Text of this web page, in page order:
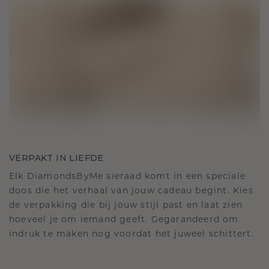
VERPAKT IN LIEFDE
Elk DiamondsByMe sieraad komt in een speciale
doos die het verhaal van jouw cadeau begint. Kies
de verpakking die bij jouw stijl past en laat zien
hoeveel je om iemand geeft. Gegarandeerd om
indruk te maken nog voordat het juweel schittert.